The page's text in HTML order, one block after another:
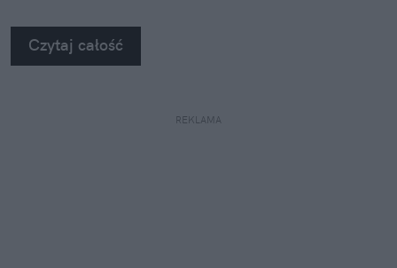
Czytaj całość
REKLAMA